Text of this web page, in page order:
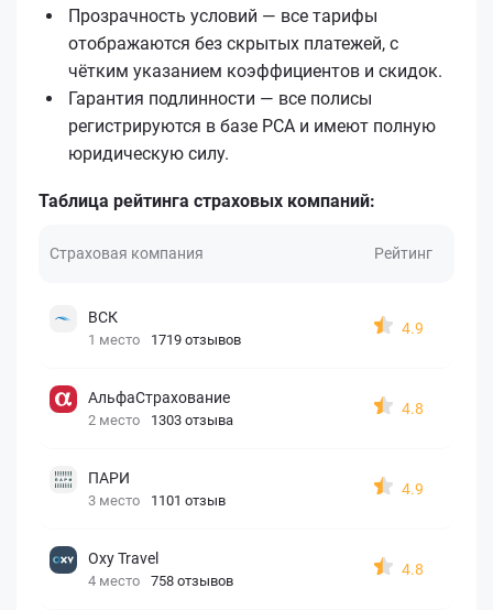
Прозрачность условий — все тарифы
отображаются без скрытых платежей, с
чётким указанием коэффициентов и скидок.
Гарантия подлинности — все полисы
регистрируются в базе РСА и имеют полную
юридическую силу.
Таблица рейтинга страховых компаний:
Страховая компания Рейтинг
ВСК
1 место 1719 отзывов
4.9
АльфаСтрахование
2 место 1303 отзыва
4.8
ПАРИ
3 место 1101 отзыв
4.9
Oxy Travel
4 место 758 отзывов
4.8